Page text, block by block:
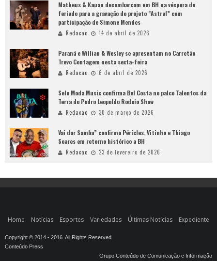
Matheus & Kauan desembarcam em BH na véspera de
feriado para a gravação do projeto “Astral” com
participação de Simone Mendes
Redacao 14 de abril de 2026
Paraná e Willian & Wesley se apresentam no Carretão
Trevo Contagem nesta sexta-feira
Redacao 6 de abril de 2026
Selo Moda Music confirma Bel Costa no palco Talentos da
Terra do Pedro Leopoldo Rodeio Show
Redacao 30 de março de 2026
Vai dar Samba” confirma Péricles, Vitinho e Thiago
Soares em retorno histórico a BH
Redacao 23 de fevereiro de 2026
Home Notícias Esportes Variedades Últimas Notícias Expediente
Copyright © 2014 - 2016. All Rights Reserved.
Conteúdo Press
Grupo Conteúdo de Comunicação e Informação